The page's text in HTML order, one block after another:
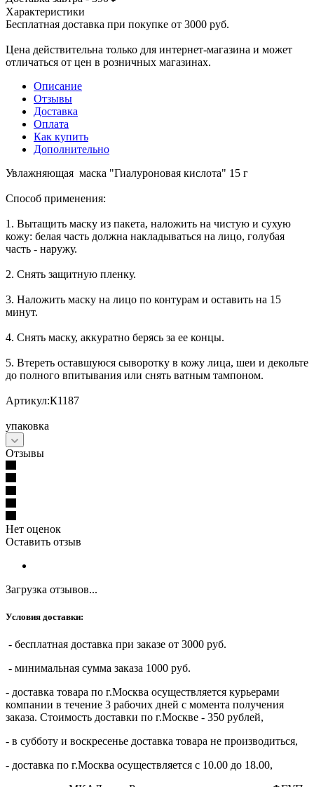
Характеристики
Бесплатная доставка при покупке от 3000 руб.
Цена действительна только для интернет-магазина и может
отличаться от цен в розничных магазинах.
Описание
Отзывы
Доставка
Оплата
Как купить
Дополнительно
Увлажняющая маска "Гиалуроновая кислота" 15 г
Способ применения:
1. Вытащить маску из пакета, наложить на чистую и сухую
кожу: белая часть должна накладываться на лицо, голубая
часть - наружу.
2. Снять защитную пленку.
3. Наложить маску на лицо по контурам и оставить на 15
минут.
4. Снять маску, аккуратно берясь за ее концы.
5. Втереть оставшуюся сыворотку в кожу лица, шеи и декольте
до полного впитывания или снять ватным тампоном.
Артикул:К1187
упаковка
Отзывы
Нет оценок
Оставить отзыв
Загрузка отзывов...
Условия доставки:
- бесплатная доставка при заказе от 3000 руб.
- минимальная сумма заказа 1000 руб.
- доставка товара по г.Москва осуществляется курьерами
компании в течение 3 рабочих дней с момента получения
заказа. Стоимость доставки по г.Москве - 350 рублей,
- в субботу и воскресенье доставка товара не производиться,
- доставка по г.Москва осуществляется с 10.00 до 18.00,